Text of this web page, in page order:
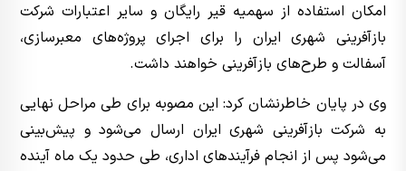
امکان استفاده از سهمیه قیر رایگان و سایر اعتبارات شرکت
بازآفرینی شهری ایران را برای اجرای پروژه‌های معبرسازی،
آسفالت و طرح‌های بازآفرینی خواهند داشت.
وی در پایان خاطرنشان کرد: این مصوبه برای طی مراحل نهایی
به شرکت بازآفرینی شهری ایران ارسال می‌شود و پیش‌بینی
می‌شود پس از انجام فرآیندهای اداری، طی حدود یک ماه آینده